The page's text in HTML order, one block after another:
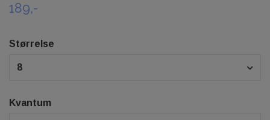
189,-
Størrelse
8
Kvantum